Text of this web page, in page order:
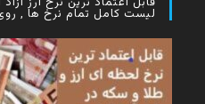
لیست کامل تمام نرخ ها ,